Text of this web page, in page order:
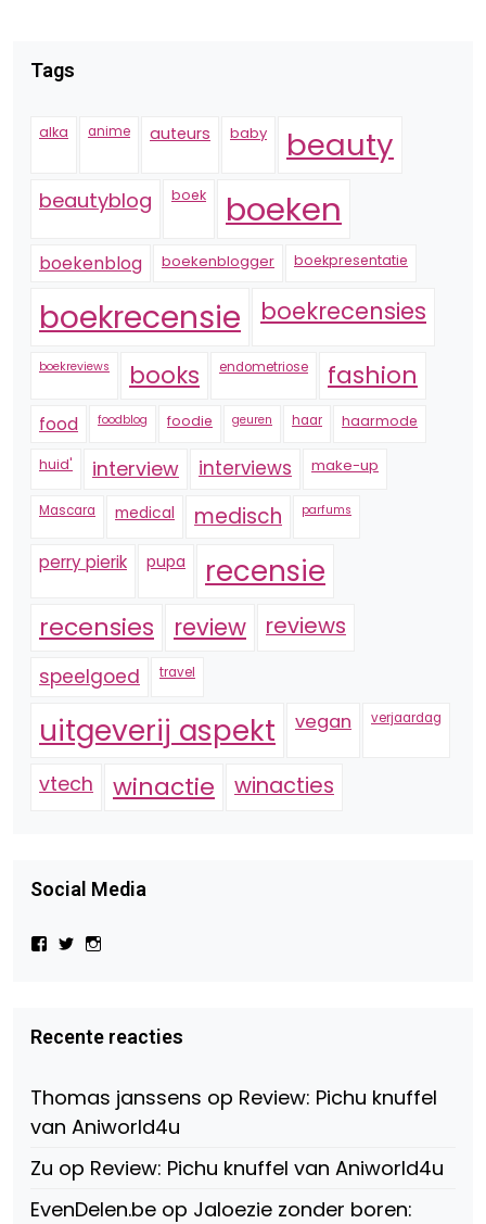
Tags
alka anime auteurs baby beauty
beautyblog boek boeken
boekenblog boekenblogger boekpresentatie
boekrecensie boekrecensies
boekreviews books endometriose fashion
food foodblog foodie geuren haar haarmode
huid' interview interviews make-up
Mascara medical medisch parfums
perry pierik pupa recensie
recensies review reviews
speelgoed travel
uitgeverij aspekt vegan verjaardag
vtech winactie winacties
Social Media
Bekijk
Beauty-
147775071915783/?
Facebook
Bekijk
op
Twitter
op
Instagram
Recente reacties
Thomas janssens op Review: Pichu knuffel
van Aniworld4u
Zu op Review: Pichu knuffel van Aniworld4u
EvenDelen.be op Jaloezie zonder boren: